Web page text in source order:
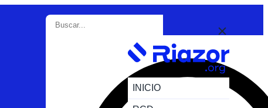
INICIO